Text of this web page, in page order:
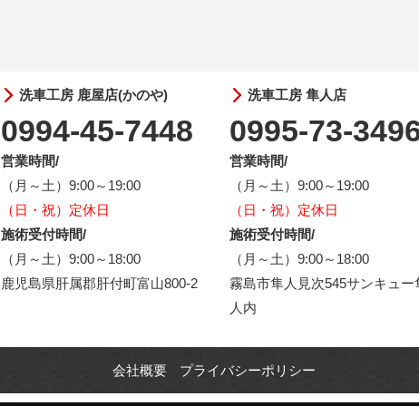
洗車工房 鹿屋店(かのや)
0994-45-7448
営業時間/
（月～土）9:00～19:00
（日・祝）定休日
施術受付時間/
（月～土）9:00～18:00
鹿児島県肝属郡肝付町富山800-2
洗車工房 隼人店
0995-73-
営業時間/
（月～土）9:00～19:00
（日・祝）定休日
施術受付時間/
（月～土）9:00～18:00
霧島市隼人見次545サンキュー
人内
会社概要 プライバシーポリシー